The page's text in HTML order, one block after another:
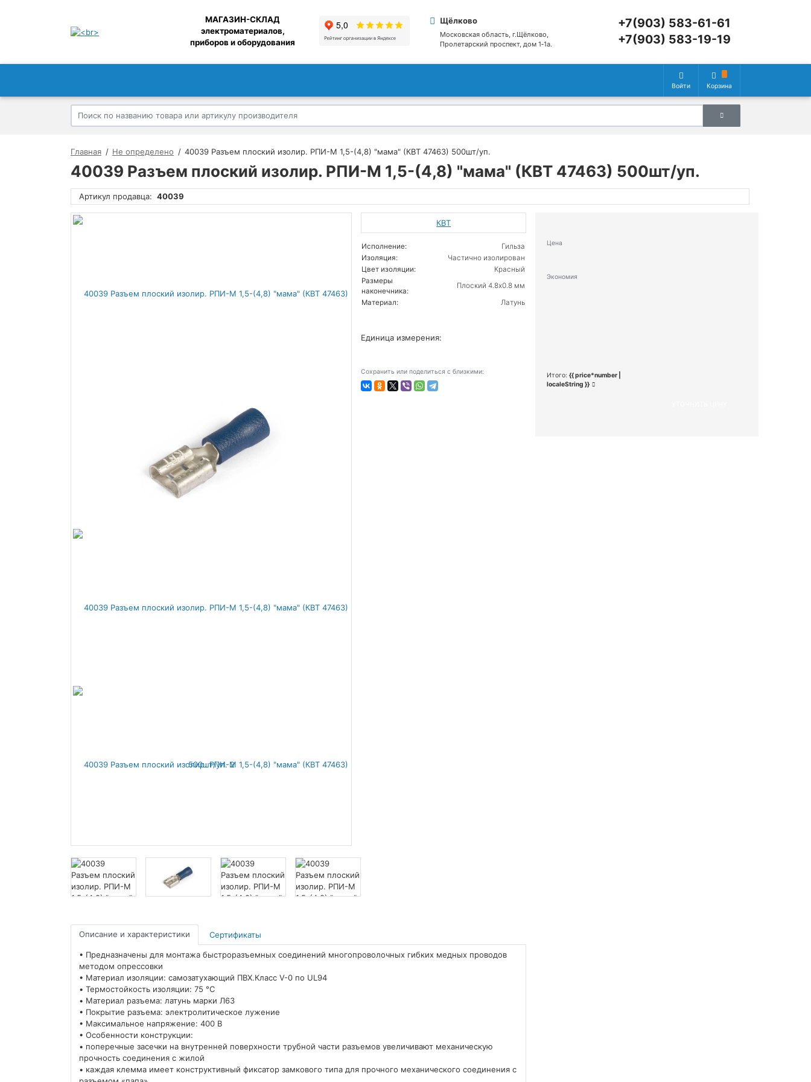
МАГАЗИН-СКЛАД
электроматериалов,
приборов и оборудования
Щёлково
Московская область, г.Щёлково,
Пролетарский проспект, дом 1‑1а.
+7(903) 583-61-61
+7(903) 583-19-19
Войти Корзина
Главная Не определено 40039 Разъем плоский изолир. РПИ-М 1,5-(4,8) "мама" (КВТ 47463) 500шт/уп.
40039 Разъем плоский изолир. РПИ-М 1,5-(4,8) "мама" (КВТ 47463) 500шт/уп.
Артикул продавца: 40039
КВТ
Исполнение:
Гильза
Изоляция:
Частично изолирован
Цвет изоляции:
Красный
Размеры
наконечника:
Плоский 4.8х0.8 мм
Материал:
Латунь
Единица измерения:
Сохранить или поделиться с близкими:
Цена
Экономия
Итого: {{ price*number |
localeString }}
Описание и характеристики Сертификаты
• Предназначены для монтажа быстроразъемных соединений многопроволочных гибких медных проводов
методом опрессовки
• Материал изоляции: самозатухающий ПВХ.Класс V-0 по UL94
• Термостойкость изоляции: 75 °C
• Материал разъема: латунь марки Л63
• Покрытие разъема: электролитическое лужение
• Максимальное напряжение: 400 В
• Особенности конструкции:
• поперечные засечки на внутренней поверхности трубной части разъемов увеличивают механическую
прочность соединения с жилой
• каждая клемма имеет конструктивный фиксатор замкового типа для прочного механического соединения с